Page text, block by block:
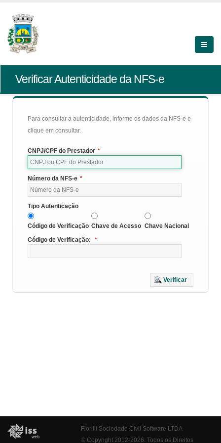
Verificar Autenticidade da NFS-e
Para consultar a autenticidade, informe os dados da NFS-e e
clique em consultar.
CNPJ/CPF do Prestador *
Número da NFS-e *
Tipo Autenticação
Código de Verificação Chave de Acesso Chave Nacional
Código de Verificação:
*
Verificar
Fiorilli Sociedade Civil Software LTDA
© Copyright 2012-2026. Todos os Direitos